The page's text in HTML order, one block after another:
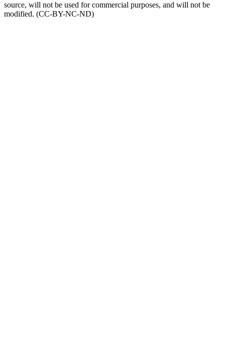
source, will not be used for commercial purposes, and will not be
modified. (CC-BY-NC-ND)